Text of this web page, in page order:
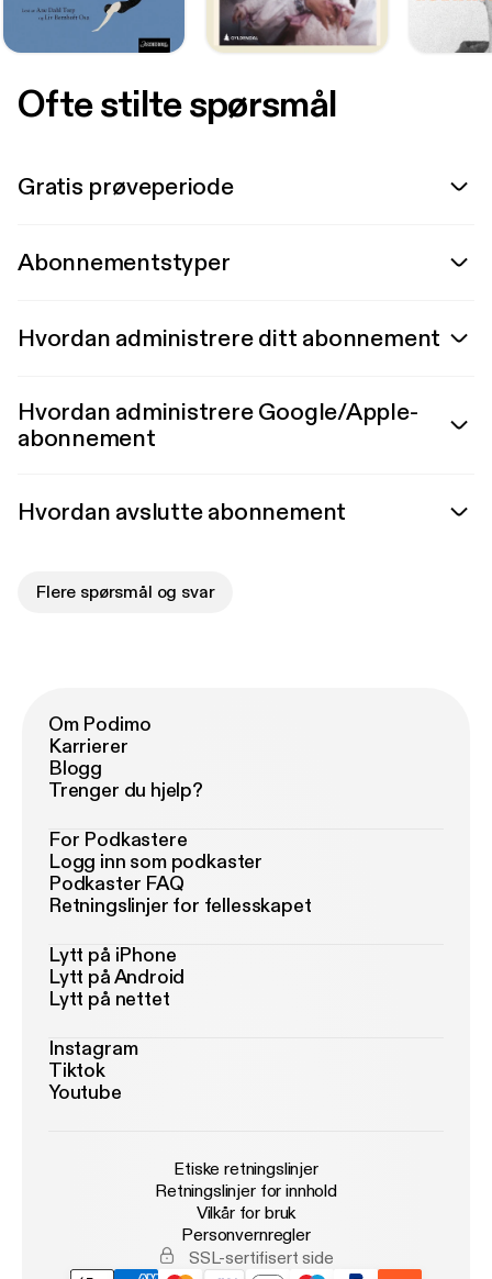
Ofte stilte spørsmål
Gratis prøveperiode
Abonnementstyper
Hvordan administrere ditt abonnement
Hvordan administrere Google/Apple-
abonnement
Hvordan avslutte abonnement
Flere spørsmål og svar
Om Podimo
Karrierer
Blogg
Trenger du hjelp?
For Podkastere
Logg inn som podkaster
Podkaster FAQ
Retningslinjer for fellesskapet
Lytt på iPhone
Lytt på Android
Lytt på nettet
Instagram
Tiktok
Youtube
Etiske retningslinjer
Retningslinjer for innhold
Vilkår for bruk
Personvernregler
SSL-sertifisert side